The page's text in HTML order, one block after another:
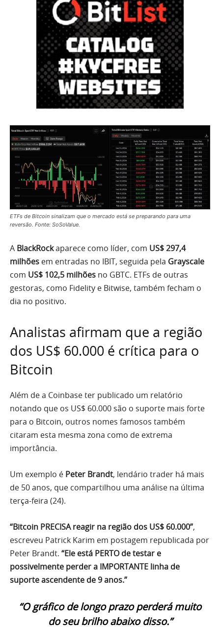
ETFs de Bitcoin sinalizam que o mercado está se preparando para uma
reversão. Fonte: SoSoValue.
A BlackRockaparece como líder, com US$ 297,4
milhões em entradas no IBIT, seguida pela Grayscale
com US$ 102,5 milhões no GBTC. ETFs de outras
gestoras, como Fidelity e Bitwise, também fecham o
dia no positivo.
Analistas afirmam que a região
dos US$ 60.000 é crítica para o
Bitcoin
Além de a Coinbase ter publicado um relatório
notando que os US$ 60.000 são o suporte mais forte
para o Bitcoin, outros nomes famosos também
citaram esta mesma zona como de extrema
importância.
Um exemplo é Peter Brandt, lendário trader há mais
de 50 anos, que compartilhou uma análise na última
terça-feira (24).
“Bitcoin PRECISA reagir na região dos US$ 60.000”,
escreveu Patrick Karim em postagem republicada por
Peter Brandt. “Ele está PERTO de testar e
possivelmente perder a IMPORTANTE linha de
suporte ascendente de 9 anos.”
“O gráfico de longo prazo perderá muito
do seu brilho abaixo disso.”